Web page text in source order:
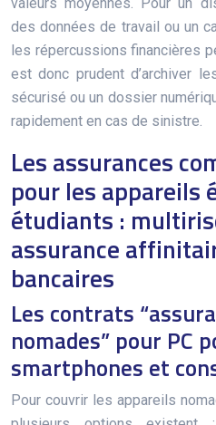
des données de travail ou un
les répercussions financières
est donc prudent d’archiver
sécurisé ou un dossier
rapidement en cas de sinistre.
Les assurances
pour les appareils
étudiants :
assurance
bancaires
Les contrats
nomades” pour PC
smartphones et
Pour couvrir les appareils